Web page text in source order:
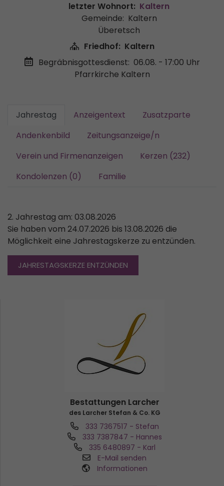
letzter Wohnort: Kaltern
Gemeinde: Kaltern
Überetsch
Friedhof: Kaltern
Begräbnisgottesdienst: 06.08. - 17:00 Uhr
Pfarrkirche Kaltern
Jahrestag Anzeigentext
Zusatzparte
Andenkenbild
Zeitungsanzeige/n
Verein und Firmenanzeigen
Kerzen (232)
Kondolenzen (0)
Familie
2. Jahrestag am: 03.08.2026
Sie haben vom 24.07.2026 bis 13.08.2026 die
Möglichkeit eine Jahrestagskerze zu entzünden.
JAHRESTAGSKERZE ENTZÜNDEN
Bestattungen Larcher
des Larcher Stefan & Co. KG
333 7367517 - Stefan
333 7387847 - Hannes
335 6480897 - Karl
E-Mail senden
Informationen